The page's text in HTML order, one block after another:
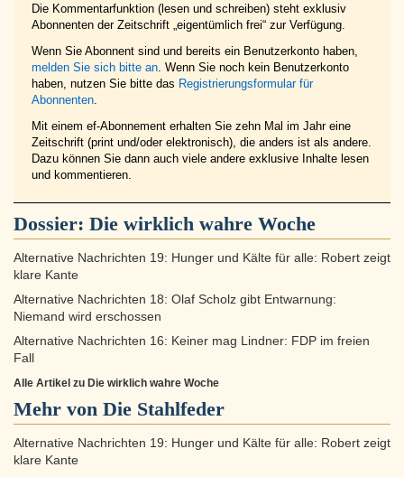
Die Kommentarfunktion (lesen und schreiben) steht exklusiv
Abonnenten der Zeitschrift „eigentümlich frei“ zur Verfügung.
Wenn Sie Abonnent sind und bereits ein Benutzerkonto haben,
melden Sie sich bitte an. Wenn Sie noch kein Benutzerkonto
haben, nutzen Sie bitte das Registrierungsformular für
Abonnenten.
Mit einem ef-Abonnement erhalten Sie zehn Mal im Jahr eine
Zeitschrift (print und/oder elektronisch), die anders ist als andere.
Dazu können Sie dann auch viele andere exklusive Inhalte lesen
und kommentieren.
Dossier: Die wirklich wahre Woche
Alternative Nachrichten 19: Hunger und Kälte für alle: Robert zeigt
klare Kante
Alternative Nachrichten 18: Olaf Scholz gibt Entwarnung:
Niemand wird erschossen
Alternative Nachrichten 16: Keiner mag Lindner: FDP im freien
Fall
Alle Artikel zu Die wirklich wahre Woche
Mehr von Die Stahlfeder
Alternative Nachrichten 19: Hunger und Kälte für alle: Robert zeigt
klare Kante